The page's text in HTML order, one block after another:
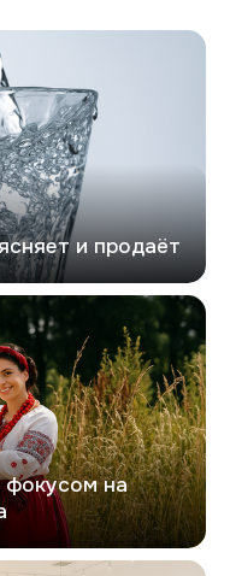
и продаёт
фокусом на